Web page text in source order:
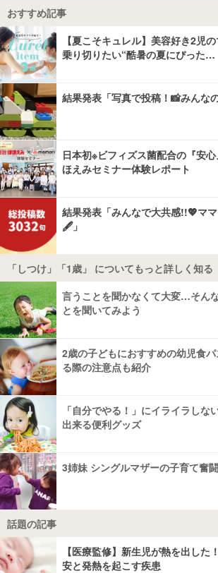
おすすめ記事
【夏こそキュレル】美容好き2児
乗り切りたい“酷暑の夏にぴった…
結果発表「写真で投稿！📸みんな
日本初※ビフィズス菌配合の『安
ほえみセミナー体験レポート
結果発表「みんなで大共感!!💖マ
🖋️」
「しつけ」「1歳」 についてもっと詳しく知る
言うことを聞かなくて大変…そん
とを聞いてみよう
2歳の子どもにおすすめの幼児食
る際の注意点も紹介
「自分でやる！」にイライラしな
出来る便利グッズ
3姉妹 シングルマザーの子育て奮
話題の記事
【医療監修】新生児が熱を出した
安と発熱を起こす疾患